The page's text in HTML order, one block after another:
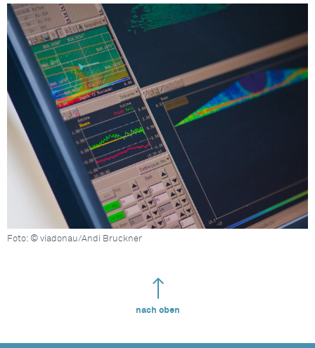
Foto: © viadonau/Andi Bruckner
nach oben